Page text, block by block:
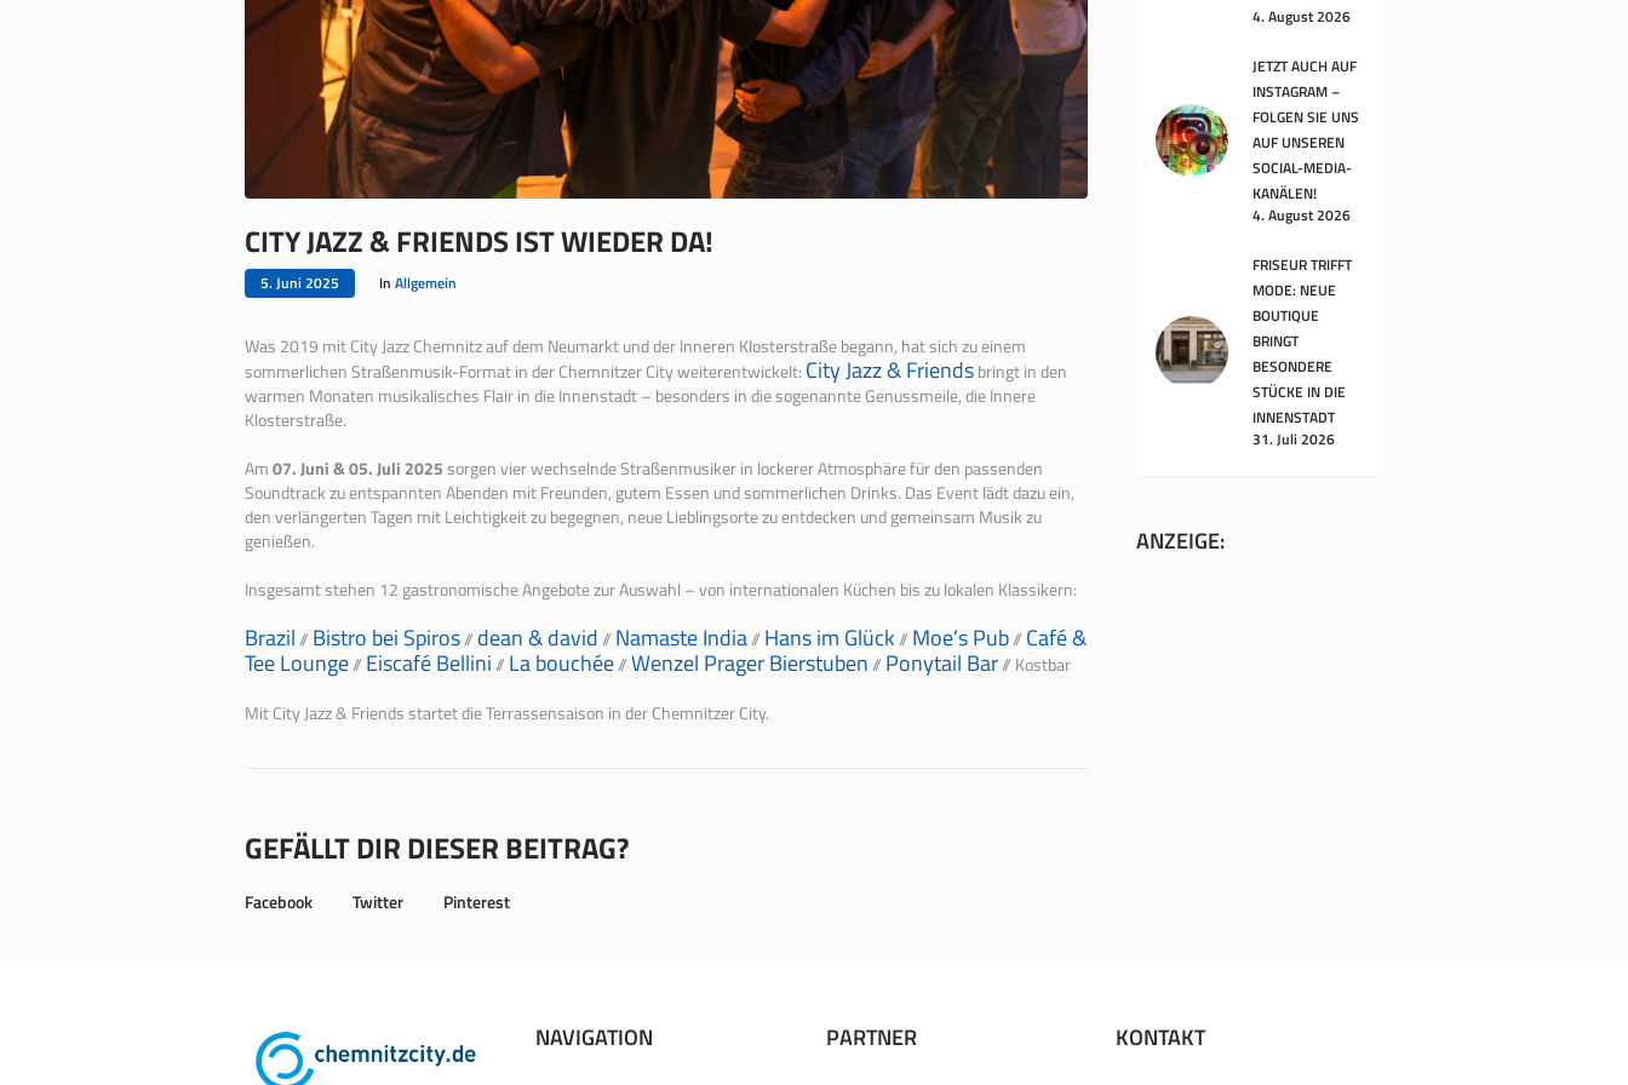
CITY JAZZ & FRIENDS IST WIEDER DA!
5. Juni 2025 In Allgemein
Was 2019 mit City Jazz Chemnitz auf dem Neumarkt und der Inneren Klosterstraße begann, hat sich zu einem
sommerlichen Straßenmusik-Format in der Chemnitzer City weiterentwickelt: City Jazz & Friendsbringt in den
warmen Monaten musikalisches Flair in die Innenstadt – besonders in die sogenannte Genussmeile, die Innere
Klosterstraße.
Am07. Juni & 05. Juli 2025sorgen vier wechselnde Straßenmusiker in lockerer Atmosphäre für den passenden
Soundtrack zu entspannten Abenden mit Freunden, gutem Essen und sommerlichen Drinks. Das Event lädt dazu ein,
den verlängerten Tagen mit Leichtigkeit zu begegnen, neue Lieblingsorte zu entdecken und gemeinsam Musik zu
genießen.
Insgesamt stehen 12 gastronomische Angebote zur Auswahl – von internationalen Küchen bis zu lokalen Klassikern:
Brazil// Bistro bei Spiros// dean & david// Namaste India// Hans im Glück// Moe’s Pub// Café &
Tee Lounge// Eiscafé Bellini// La bouchée//Wenzel Prager Bierstuben// Ponytail Bar// Kostbar
Mit City Jazz & Friends startet die Terrassensaison in der Chemnitzer City.
GEFÄLLT DIR DIESER BEITRAG?
Facebook Twitter Pinterest
4. August 2026
JETZT AUCH AUF
INSTAGRAM –
FOLGEN SIE UNS
AUF UNSEREN
SOCIAL-MEDIA-
KANÄLEN!
4. August 2026
FRISEUR TRIFFT
MODE: NEUE
BOUTIQUE
BRINGT
BESONDERE
STÜCKE IN DIE
INNENSTADT
31. Juli 2026
ANZEIGE:
NAVIGATION PARTNER KONTAKT